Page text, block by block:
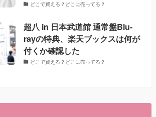
どこで買える？どこに売ってる？
超八 in 日本武道館 通常盤Blu-
rayの特典、楽天ブックスは何が
付くか確認した
どこで買える？どこに売ってる？